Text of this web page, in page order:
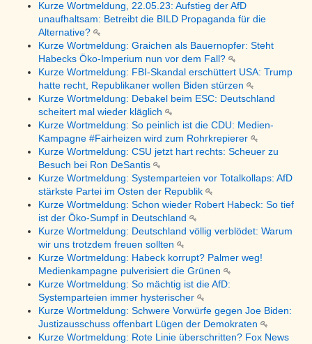
Kurze Wortmeldung, 22.05.23: Aufstieg der AfD
unaufhaltsam: Betreibt die BILD Propaganda für die
Alternative?
Kurze Wortmeldung: Graichen als Bauernopfer: Steht
Habecks Öko-Imperium nun vor dem Fall?
Kurze Wortmeldung: FBI-Skandal erschüttert USA: Trump
hatte recht, Republikaner wollen Biden stürzen
Kurze Wortmeldung: Debakel beim ESC: Deutschland
scheitert mal wieder kläglich
Kurze Wortmeldung: So peinlich ist die CDU: Medien-
Kampagne #Fairheizen wird zum Rohrkrepierer
Kurze Wortmeldung: CSU jetzt hart rechts: Scheuer zu
Besuch bei Ron DeSantis
Kurze Wortmeldung: Systemparteien vor Totalkollaps: AfD
stärkste Partei im Osten der Republik
Kurze Wortmeldung: Schon wieder Robert Habeck: So tief
ist der Öko-Sumpf in Deutschland
Kurze Wortmeldung: Deutschland völlig verblödet: Warum
wir uns trotzdem freuen sollten
Kurze Wortmeldung: Habeck korrupt? Palmer weg!
Medienkampagne pulverisiert die Grünen
Kurze Wortmeldung: So mächtig ist die AfD:
Systemparteien immer hysterischer
Kurze Wortmeldung: Schwere Vorwürfe gegen Joe Biden:
Justizausschuss offenbart Lügen der Demokraten
Kurze Wortmeldung: Rote Linie überschritten? Fox News